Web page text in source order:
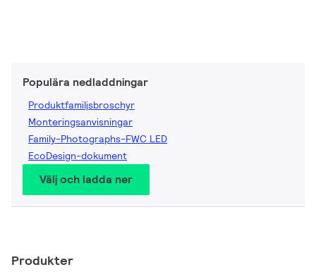
Populära nedladdningar
Produktfamiljsbroschyr
Monteringsanvisningar
Family-Photographs-FWC LED
EcoDesign-dokument
Välj och ladda ner
Produkter